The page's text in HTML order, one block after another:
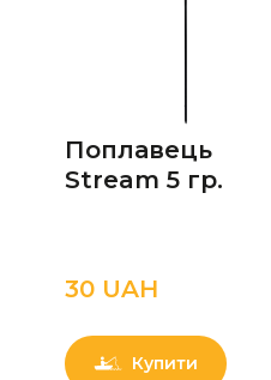
Поплавець
Stream 5 гр.
30 UAН
Купити